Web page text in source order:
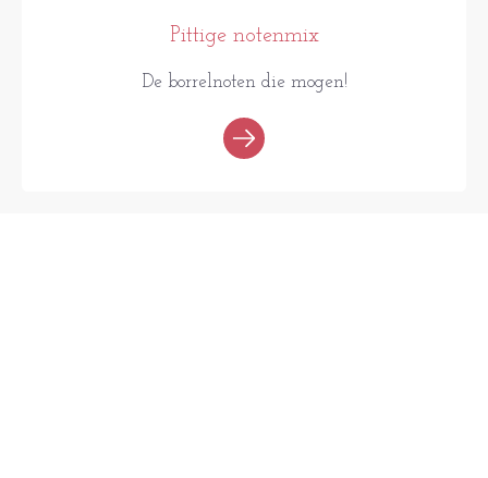
Pittige notenmix
De borrelnoten die mogen!